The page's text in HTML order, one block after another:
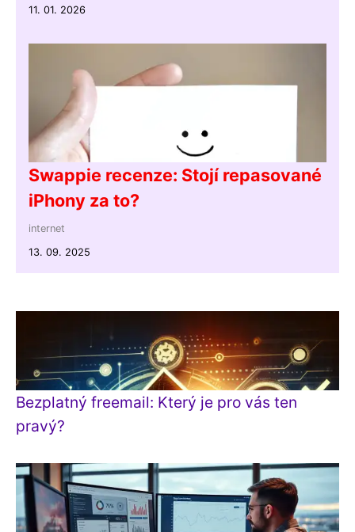
11. 01. 2026
Swappie recenze: Stojí repasované
iPhony za to?
internet
13. 09. 2025
Bezplatný freemail: Který je pro vás ten
pravý?